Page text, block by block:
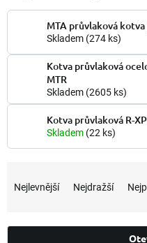
MTA průvlaková
Skladem (274 ks)
Kotva průvlaková
MTR
Skladem (2605 ks)
Kotva průvlaková R-
Skladem (22 ks)
n
Nejlevnější Nejdražší